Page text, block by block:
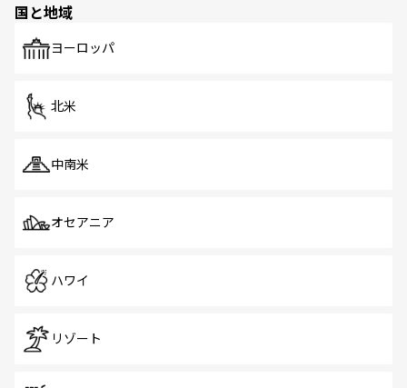
で、ホーカーズは地元の風情を楽しめる外せないスポット
国と地域
ヨーロッパ
北米
中南米
オセアニア
ハワイ
リゾート